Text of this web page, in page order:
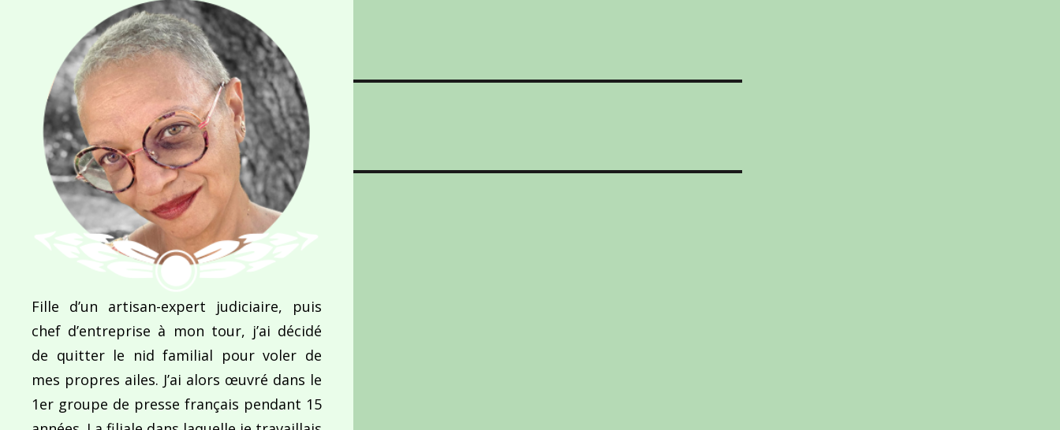
Navigation
l’article
PUBLIÉ DANS
L’île aux fougères
Fille d’un artisan-expert judiciaire, puis
chef d’entreprise à mon tour, j’ai décidé
de quitter le nid familial pour voler de
mes propres ailes. J’ai alors œuvré dans le
1er groupe de presse français pendant 15